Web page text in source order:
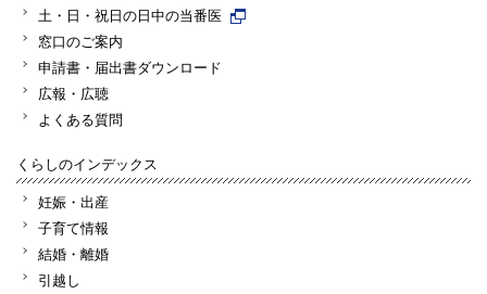
土・日・祝日の日中の当番医
窓口のご案内
申請書・届出書ダウンロード
広報・広聴
よくある質問
くらしのインデックス
妊娠・出産
子育て情報
結婚・離婚
引越し